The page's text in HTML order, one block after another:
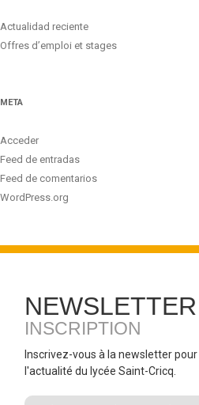
Actualidad reciente
Offres d’emploi et stages
META
Acceder
Feed de entradas
Feed de comentarios
WordPress.org
NEWSLETTER
INSCRIPTION
Inscrivez-vous à la newsletter
l'actualité du lycée Saint-Cricq.